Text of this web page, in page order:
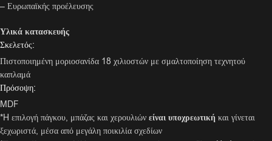
– Ευρωπαϊκής προέλευσης
Υλικά κατασκευής
Σκελετός:
Πιστοποιημένη μοριοσανίδα 18 χιλιοστών με σμαλτοποίηση τεχνητού
καπλαμά
Πρόσοψη:
MDF
*H επιλογή πάγκου, μπάζας και χερουλιών είναι υποχρεωτική και γίνεται
ξεχωριστά, μέσα από μεγάλη ποικιλία σχεδίων